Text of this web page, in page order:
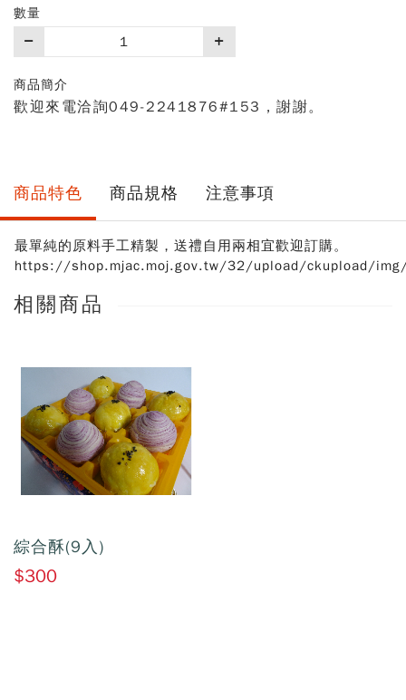
數量
買
數
量
商品簡介
歡迎來電洽詢049-2241876#153，謝謝。
商品特色 商品規格 注意事項
最單純的原料手工精製，送禮自用兩相宜歡迎訂購。
https://shop.mjac.moj.gov.tw/32/upload/ckupload/
相關商品
綜合酥(9入)
$300